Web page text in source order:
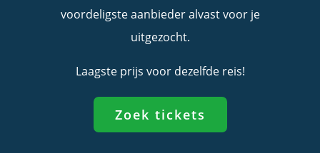
voordeligste aanbieder alvast voor je
uitgezocht.
Laagste prijs voor dezelfde reis!
Zoek tickets